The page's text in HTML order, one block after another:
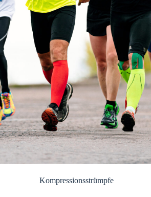
Kompressionsstrümpfe